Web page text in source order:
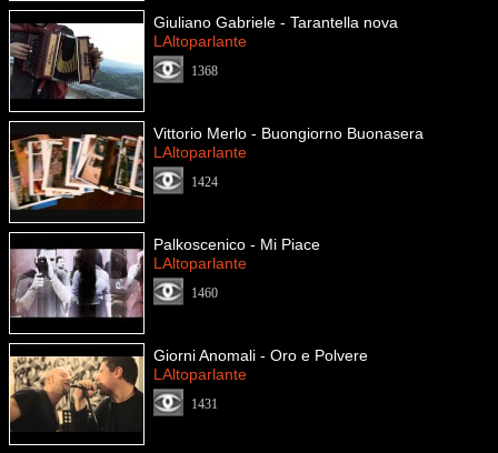
Giuliano Gabriele - Tarantella nova
LAltoparlante
1368
Vittorio Merlo - Buongiorno Buonasera
LAltoparlante
1424
Palkoscenico - Mi Piace
LAltoparlante
1460
Giorni Anomali - Oro e Polvere
LAltoparlante
1431